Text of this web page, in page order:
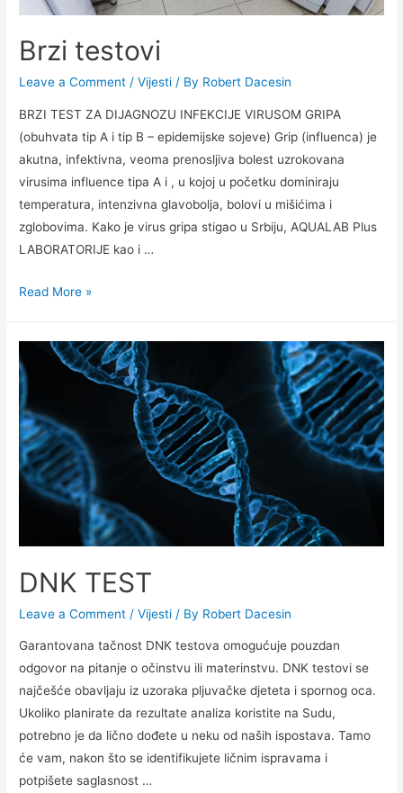
Brzi testovi
Leave a Comment /Vijesti / By Robert Dacesin
BRZI TEST ZA DIJAGNOZU INFEKCIJE VIRUSOM GRIPA
(obuhvata tip A i tip B – epidemijske sojeve) Grip (influenca) je
akutna, infektivna, veoma prenosljiva bolest uzrokovana
virusima influence tipa A i , u kojoj u početku dominiraju
temperatura, intenzivna glavobolja, bolovi u mišićima i
zglobovima. Kako je virus gripa stigao u Srbiju, AQUALAB Plus
LABORATORIJE kao i …
Brzi
Read More »
DNK TEST
Leave a Comment /Vijesti / By Robert Dacesin
Garantovana tačnost DNK testova omogućuje pouzdan
odgovor na pitanje o očinstvu ili materinstvu. DNK testovi se
najčešće obavljaju iz uzoraka pljuvačke djeteta i spornog oca.
Ukoliko planirate da rezultate analiza koristite na Sudu,
potrebno je da lično dođete u neku od naših ispostava. Tamo
će vam, nakon što se identifikujete ličnim ispravama i
potpišete saglasnost …